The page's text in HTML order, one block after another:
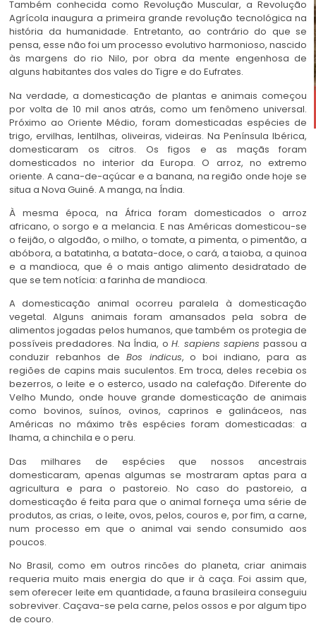
Também conhecida como Revolução Muscular, a Revolução
Agrícola inaugura a primeira grande revolução tecnológica na
história da humanidade. Entretanto, ao contrário do que se
pensa, esse não foi um processo evolutivo harmonioso, nascido
às margens do rio Nilo, por obra da mente engenhosa de
alguns habitantes dos vales do Tigre e do Eufrates.
Na verdade, a domesticação de plantas e animais começou
por volta de 10 mil anos atrás, como um fenômeno universal.
Próximo ao Oriente Médio, foram domesticadas espécies de
trigo, ervilhas, lentilhas, oliveiras, videiras. Na Península Ibérica,
domesticaram os citros. Os figos e as maçãs foram
domesticados no interior da Europa. O arroz, no extremo
oriente. A cana-de-açúcar e a banana, na região onde hoje se
situa a Nova Guiné. A manga, na Índia.
À mesma época, na África foram domesticados o arroz
africano, o sorgo e a melancia. E nas Américas domesticou-se
o feijão, o algodão, o milho, o tomate, a pimenta, o pimentão, a
abóbora, a batatinha, a batata-doce, o cará, a taioba, a quinoa
e a mandioca, que é o mais antigo alimento desidratado de
que se tem notícia: a farinha de mandioca.
A domesticação animal ocorreu paralela à domesticação
vegetal. Alguns animais foram amansados pela sobra de
alimentos jogadas pelos humanos, que também os protegia de
possíveis predadores. Na Índia, oH. sapiens sapiens passou a
conduzir rebanhos de Bos indicus, o boi indiano, para as
regiões de capins mais suculentos. Em troca, deles recebia os
bezerros, o leite e o esterco, usado na calefação. Diferente do
Velho Mundo, onde houve grande domesticação de animais
como bovinos, suínos, ovinos, caprinos e galináceos, nas
Américas no máximo três espécies foram domesticadas: a
lhama, a chinchila e o peru.
Das milhares de espécies que nossos ancestrais
domesticaram, apenas algumas se mostraram aptas para a
agricultura e para o pastoreio. No caso do pastoreio, a
domesticação é feita para que o animal forneça uma série de
produtos, as crias, o leite, ovos, pelos, couros e, por fim, a carne,
num processo em que o animal vai sendo consumido aos
poucos.
No Brasil, como em outros rincões do planeta, criar animais
requeria muito mais energia do que ir à caça. Foi assim que,
sem oferecer leite em quantidade, a fauna brasileira conseguiu
sobreviver. Caçava-se pela carne, pelos ossos e por algum tipo
de couro.